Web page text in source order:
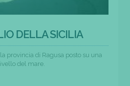
DELLA SICILIA
provincia di Ragusa posto su una
del mare.